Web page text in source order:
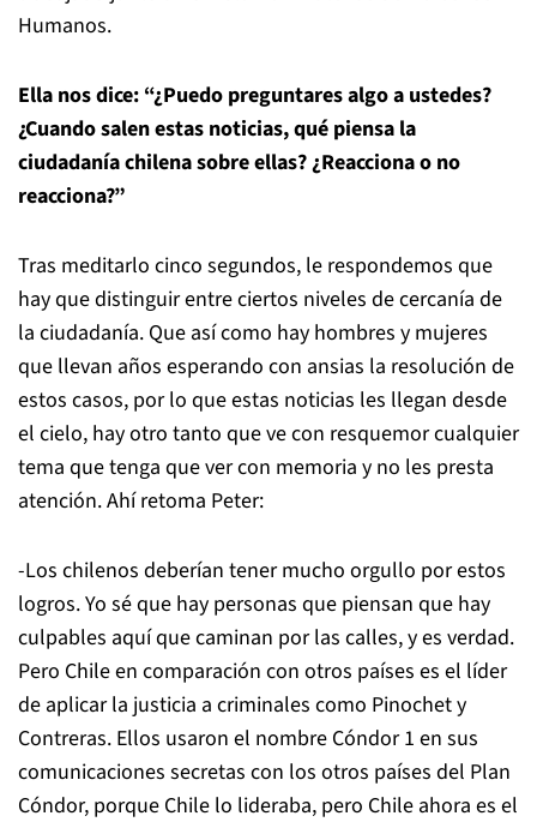
Humanos.
Ella nos dice: “¿Puedo preguntares algo a ustedes?
¿Cuando salen estas noticias, qué piensa la
ciudadanía chilena sobre ellas? ¿Reacciona o no
reacciona?”
Tras meditarlo cinco segundos, le respondemos que
hay que distinguir entre ciertos niveles de cercanía de
la ciudadanía. Que así como hay hombres y mujeres
que llevan años esperando con ansias la resolución de
estos casos, por lo que estas noticias les llegan desde
el cielo, hay otro tanto que ve con resquemor cualquier
tema que tenga que ver con memoria y no les presta
atención. Ahí retoma Peter:
-Los chilenos deberían tener mucho orgullo por estos
logros. Yo sé que hay personas que piensan que hay
culpables aquí que caminan por las calles, y es verdad.
Pero Chile en comparación con otros países es el líder
de aplicar la justicia a criminales como Pinochet y
Contreras. Ellos usaron el nombre Cóndor 1 en sus
comunicaciones secretas con los otros países del Plan
Cóndor, porque Chile lo lideraba, pero Chile ahora es el